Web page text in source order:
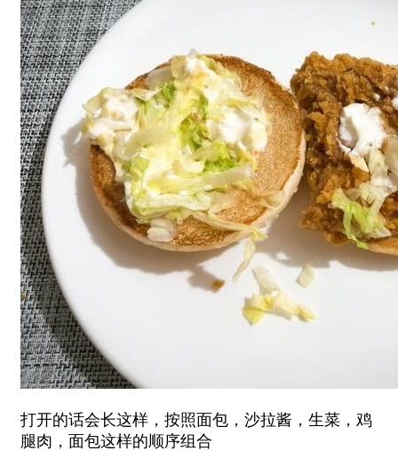
打开的话会长这样，按照面包，沙拉酱，生菜，鸡
腿肉，面包这样的顺序组合